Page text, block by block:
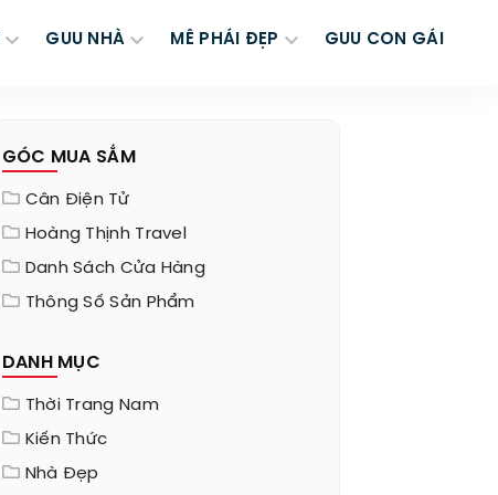
GUU NHÀ MÊ PHÁI ĐẸP GUU CON GÁI
GÓC MUA SẮM
Cân Điện Tử
Hoàng Thịnh Travel
Danh Sách Cửa Hàng
Thông Số Sản Phẩm
DANH MỤC
Thời Trang Nam
Kiến Thức
Nhà Đẹp